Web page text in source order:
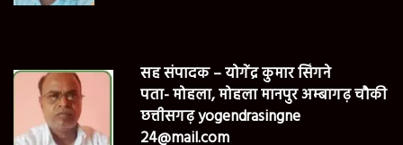
सह संपादक – योगेंद्र कुमार सिंगने
पता- मोहला, मोहला मानपुर अम्बागढ़ चौकी
छत्तीसगढ़ yogendrasingne
24@mail.com